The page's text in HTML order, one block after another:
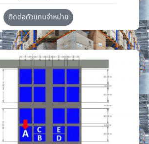
ติดต่อตัวแทนจำหน่าย